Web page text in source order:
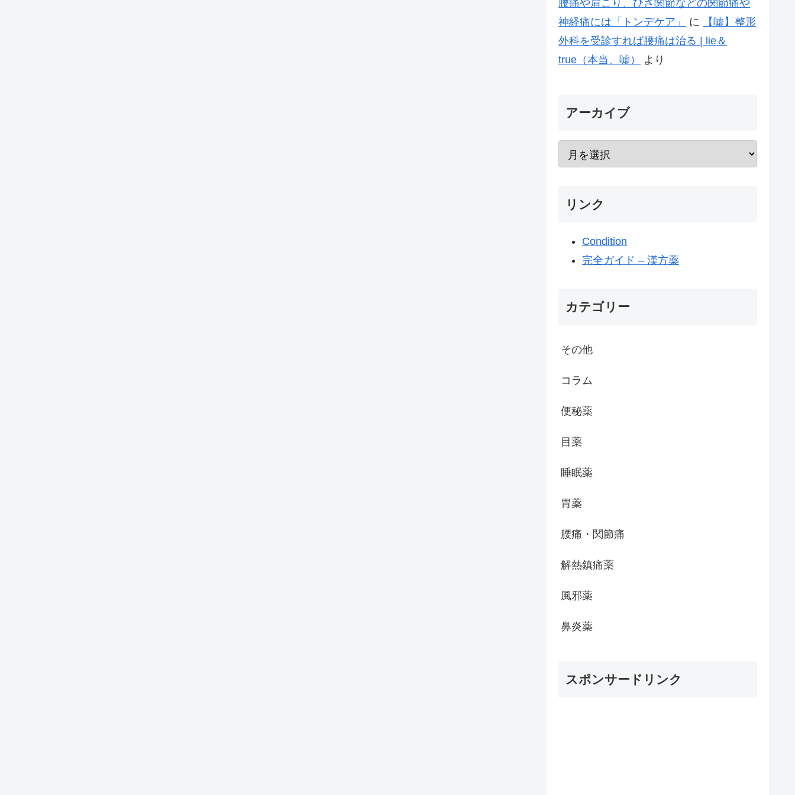
腰痛や肩こり、ひざ関節などの関節痛や
神経痛には「トンデケア」
に
【嘘】整形
外科を受診すれば腰痛は治る | lie＆
true（本当、嘘）
より
アーカイブ
リンク
Condition
完全ガイド – 漢方薬
カテゴリー
その他
コラム
便秘薬
目薬
睡眠薬
胃薬
腰痛・関節痛
解熱鎮痛薬
風邪薬
鼻炎薬
スポンサードリンク